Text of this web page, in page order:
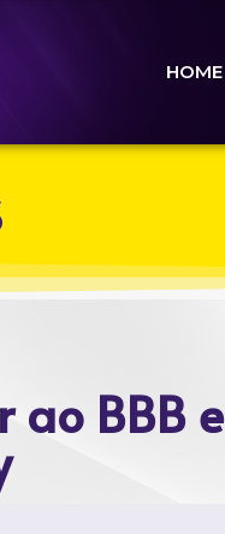
HOME
BBB e